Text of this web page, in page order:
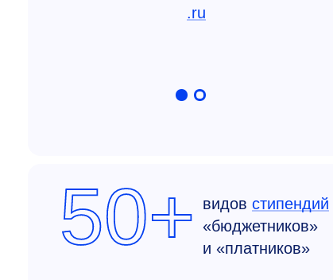
.ru
50+ видов стипендий
«бюджетников»
и «платников»